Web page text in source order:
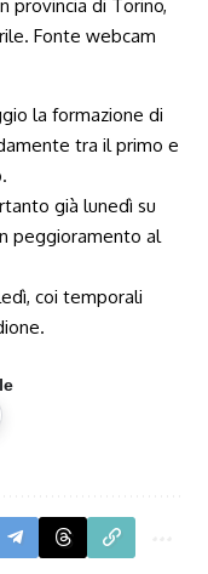
la formazione di
tra il primo e
già lunedì su
peggioramento al
coi temporali